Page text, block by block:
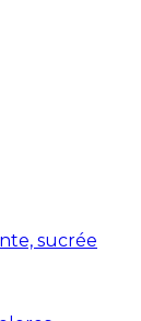
sucrée